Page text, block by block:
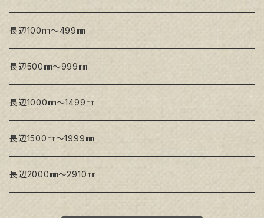
Snow White SPC(中目)
Snow White SPC(中目)
Snow White SLA(中目)
Snow White SLA(中目)
Snow White SLH(中太目)
Snow White SPC(中目)
トークロ イエロー
生キャンバス
長辺100㎜～499㎜
長辺500㎜～999㎜
長辺1000㎜～1499㎜
長辺1500㎜～1999㎜
長辺2000㎜～2910㎜